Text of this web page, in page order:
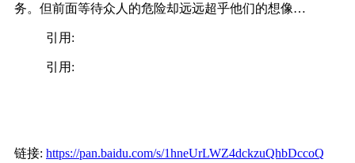
务。但前面等待众人的危险却远远超乎他们的想像…
引用:
引用:
链接: https://pan.baidu.com/s/1hneUrLWZ4dckzuQhbDccoQ